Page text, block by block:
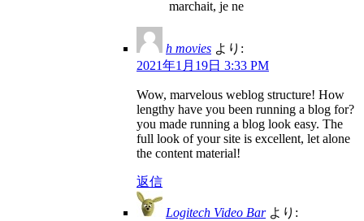
marchait, je ne
h movies より:
2021年1月19日 3:33 PM
Wow, marvelous weblog structure! How
lengthy have you been running a blog for?
you made running a blog look easy. The
full look of your site is excellent, let alone
the content material!
返信
Logitech Video Bar より: